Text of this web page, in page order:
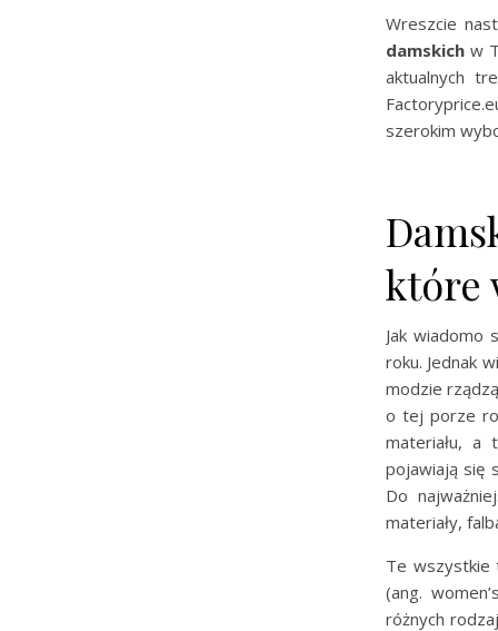
Wreszcie
damskich w
aktualnych
szerokim
które
Jak wiadomo
roku. Jednak
modzie
o tej porze
materiału, a
pojawiają się
Do
materiały,
Te wszystkie
(ang.
różnych